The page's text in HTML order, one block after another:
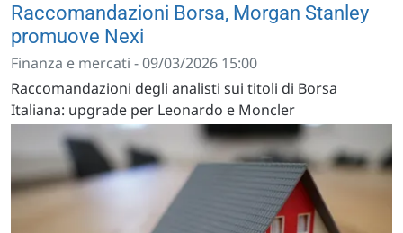
Raccomandazioni Borsa, Morgan Stanley
promuove Nexi
Finanza e mercati - 09/03/2026 15:00
Raccomandazioni degli analisti sui titoli di Borsa
Italiana: upgrade per Leonardo e Moncler